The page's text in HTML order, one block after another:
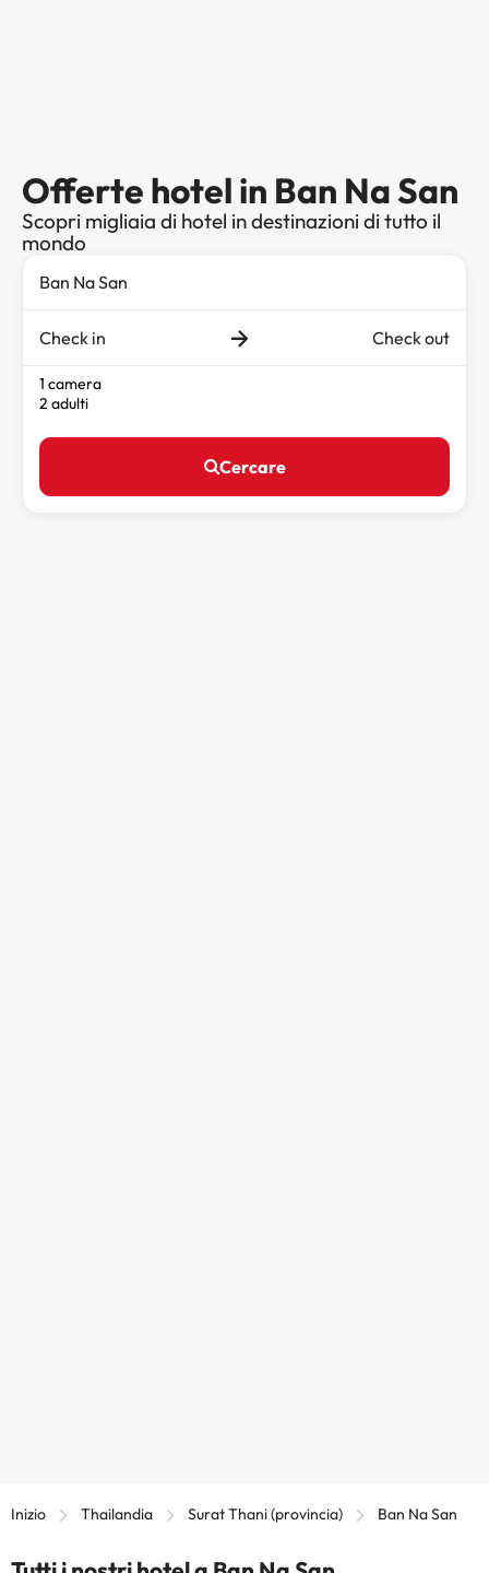
Offerte hotel in Ban Na San
Scopri migliaia di hotel in destinazioni di tutto il
mondo
Check in Check out
1 camera
2 adulti
Cercare
Inizio Thailandia Surat Thani (provincia) Ban Na San